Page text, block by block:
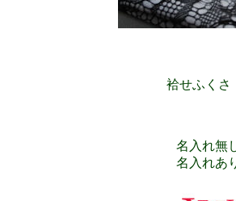
袷せふくさ
名入れ無
名入れあ